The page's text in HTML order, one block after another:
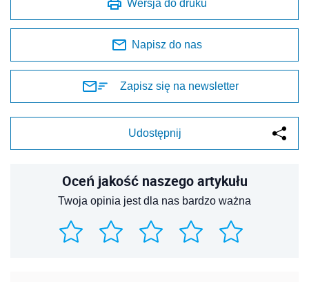
Wersja do druku
Napisz do nas
Zapisz się na newsletter
Udostępnij
Oceń jakość naszego artykułu
Twoja opinia jest dla nas bardzo ważna